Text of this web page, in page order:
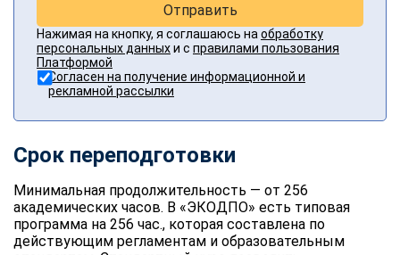
Отправить
Нажимая на кнопку, я соглашаюсь на обработку
персональных данныхи с правилами пользования
Платформой
Согласен на получение информационной и
рекламной рассылки
Срок переподготовки
Минимальная продолжительность — от 256
академических часов. В «ЭКОДПО» есть типовая
программа на 256 час., которая составлена по
действующим регламентам и образовательным